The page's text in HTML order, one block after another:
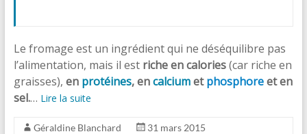
Le fromage est un ingrédient qui ne déséquilibre pas
l’alimentation, mais il est riche en calories(car riche en
graisses), en protéines, encalciumetphosphoreet en
sel.… Lire la suite
Géraldine Blanchard
31 mars 2015